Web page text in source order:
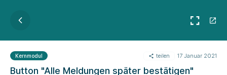
Kernmodul teilen 17 Januar 2021
Button "Alle Meldungen später bestätigen"